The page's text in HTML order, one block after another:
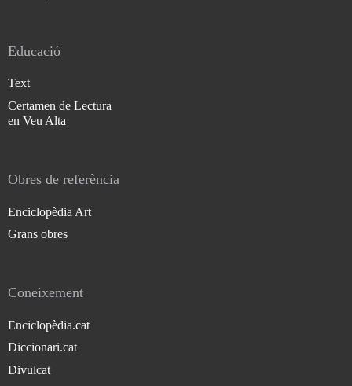
Educació
Text
Certamen de Lectura
en Veu Alta
Obres de referència
Enciclopèdia Art
Grans obres
Coneixement
Enciclopèdia.cat
Diccionari.cat
Divulcat